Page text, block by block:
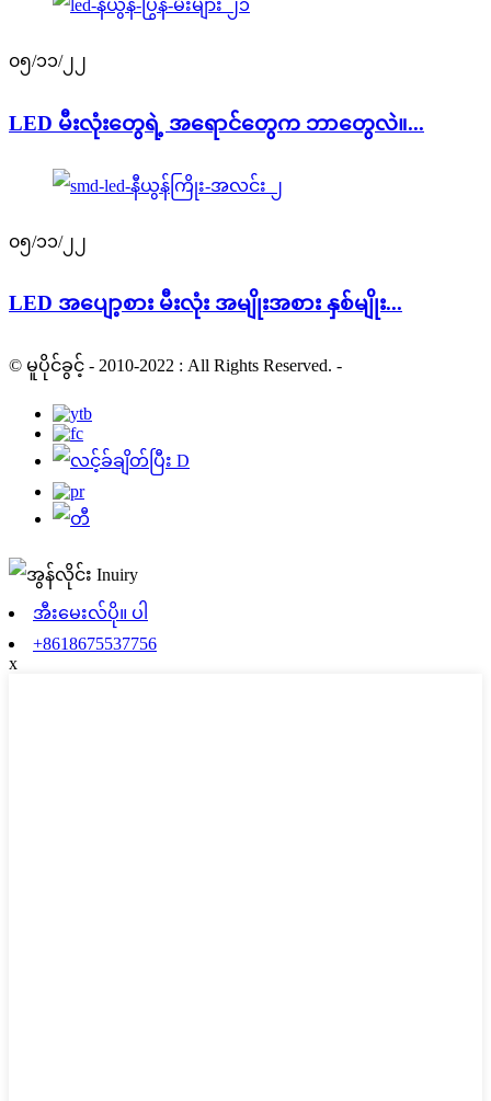
၀၅/၁၁/၂၂
LED မီးလုံးတွေရဲ့ အရောင်တွေက ဘာတွေလဲ။...
၀၅/၁၁/၂၂
LED အပျော့စား မီးလုံး အမျိုးအစား နှစ်မျိုး...
© မူပိုင်ခွင့် - 2010-2022 : All Rights Reserved. -
အီးမေးလ်ပို။ ပါ
+8618675537756
x